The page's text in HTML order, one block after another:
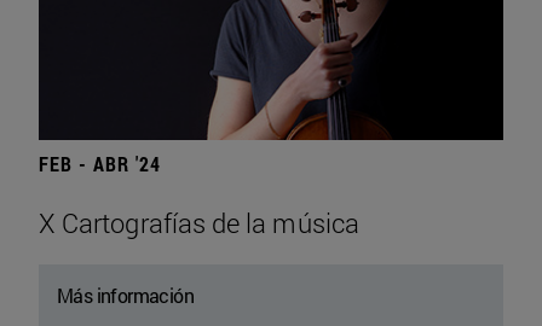
FEB - ABR '24
X Cartografías de la música
Más información